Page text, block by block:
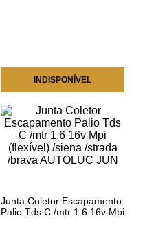
INDISPONÍVEL
Junta Coletor Escapamento
Palio Tds C /mtr 1.6 16v Mpi